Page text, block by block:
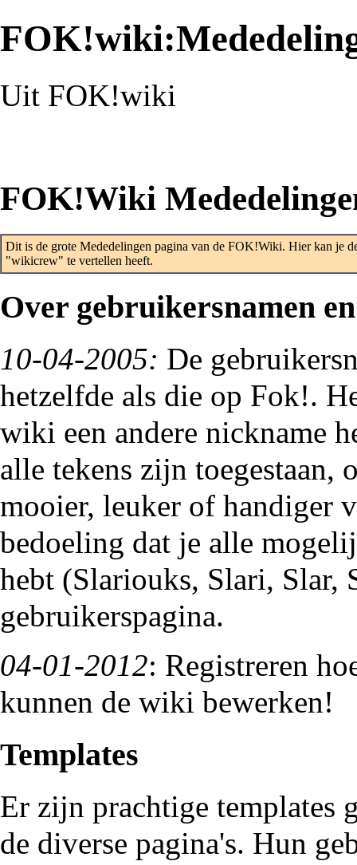
Uit FOK!wiki
FOK!Wiki
Dit is de grote Mededelingen pagina van de FOK!Wiki. Hier kan je
"wikicrew" te vertellen heeft.
Over gebruikersnamen
10-04-2005: De
hetzelfde als die op Fok!.
wiki een andere nickname
alle tekens zijn toegestaan,
mooier, leuker of handiger
bedoeling dat je alle
hebt (Slariouks, Slari, Slar,
gebruikerspagina.
04-01-2012: Registreren
kunnen de wiki bewerken!
Templates
Er zijn prachtige templates
de diverse pagina's. Hun